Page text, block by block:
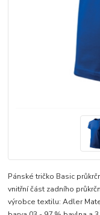
Pánské tričko Basic
vnitřní část zadního
výrobce textilu: Adler